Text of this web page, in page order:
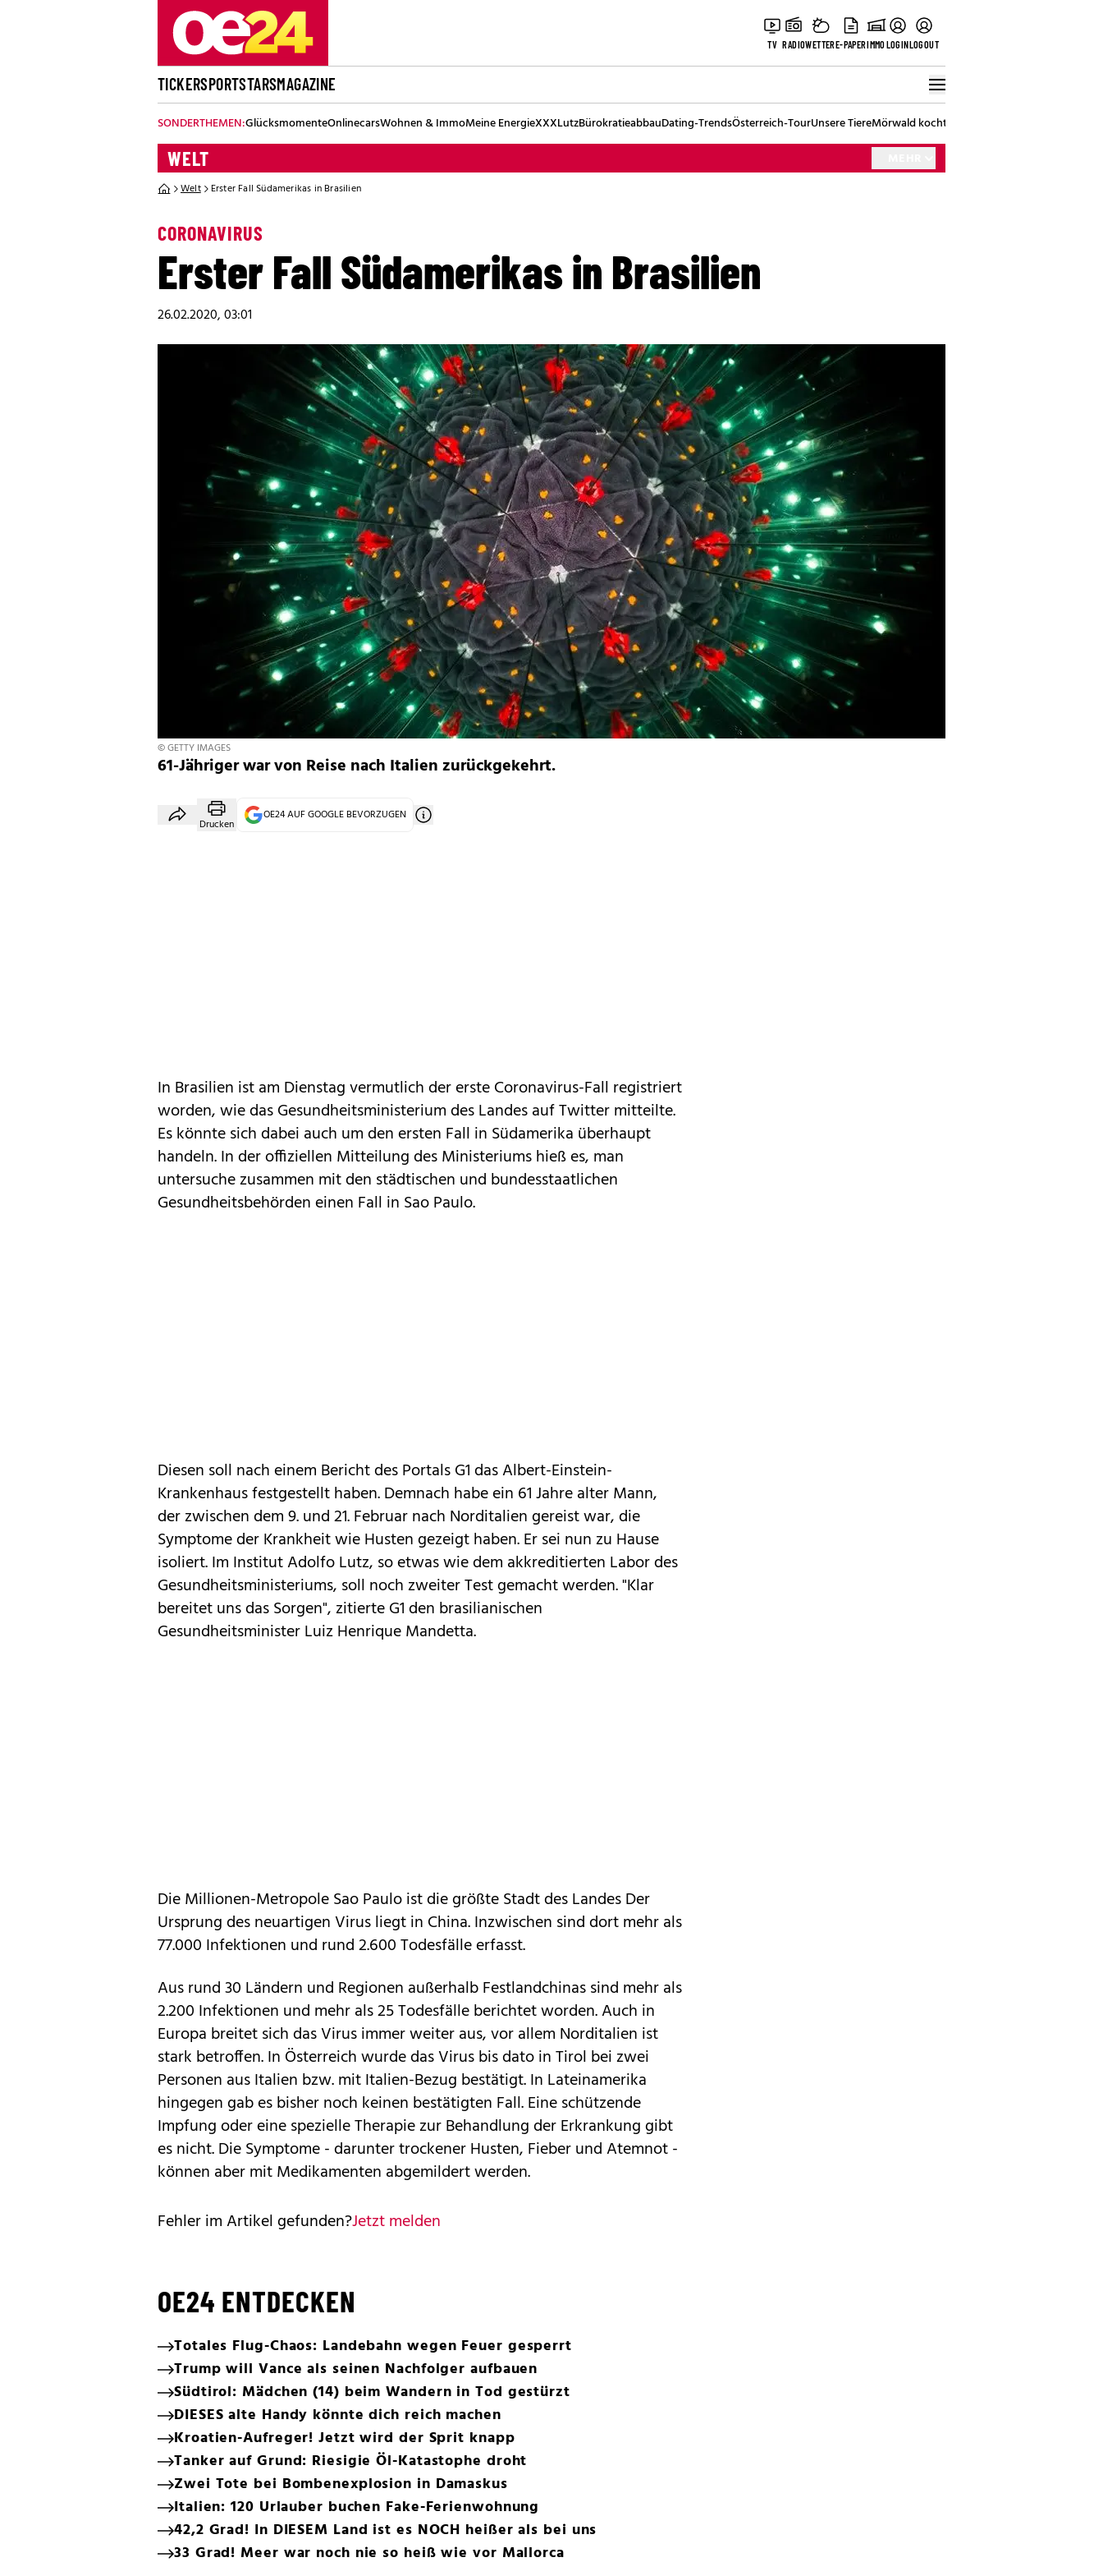
TV RADIOWETTERE-PAPERIMMOLOGINLOGOUT
TICKERSPORTSTARSMAGAZINE
SONDERTHEMEN:GlücksmomenteOnlinecarsWohnen & ImmoMeine EnergieXXXLutzBürokratieabbauDating-TrendsÖsterreich-TourUnsere TiereMörwald kocht
WELT
Welt Erster Fall Südamerikas in Brasilien
CORONAVIRUS
Erster Fall Südamerikas in Brasilien
26.02.2020, 03:01
© GETTY IMAGES
61-Jähriger war von Reise nach Italien zurückgekehrt.
Drucken
OE24 AUF GOOGLE BEVORZUGEN
In Brasilien ist am Dienstag vermutlich der erste Coronavirus-Fall registriert
worden, wie das Gesundheitsministerium des Landes auf Twitter mitteilte.
Es könnte sich dabei auch um den ersten Fall in Südamerika überhaupt
handeln. In der offiziellen Mitteilung des Ministeriums hieß es, man
untersuche zusammen mit den städtischen und bundesstaatlichen
Gesundheitsbehörden einen Fall in Sao Paulo.
Diesen soll nach einem Bericht des Portals G1 das Albert-Einstein-
Krankenhaus festgestellt haben. Demnach habe ein 61 Jahre alter Mann,
der zwischen dem 9. und 21. Februar nach Norditalien gereist war, die
Symptome der Krankheit wie Husten gezeigt haben. Er sei nun zu Hause
isoliert. Im Institut Adolfo Lutz, so etwas wie dem akkreditierten Labor des
Gesundheitsministeriums, soll noch zweiter Test gemacht werden. "Klar
bereitet uns das Sorgen", zitierte G1 den brasilianischen
Gesundheitsminister Luiz Henrique Mandetta.
Die Millionen-Metropole Sao Paulo ist die größte Stadt des Landes Der
Ursprung des neuartigen Virus liegt in China. Inzwischen sind dort mehr als
77.000 Infektionen und rund 2.600 Todesfälle erfasst.
Aus rund 30 Ländern und Regionen außerhalb Festlandchinas sind mehr als
2.200 Infektionen und mehr als 25 Todesfälle berichtet worden. Auch in
Europa breitet sich das Virus immer weiter aus, vor allem Norditalien ist
stark betroffen. In Österreich wurde das Virus bis dato in Tirol bei zwei
Personen aus Italien bzw. mit Italien-Bezug bestätigt. In Lateinamerika
hingegen gab es bisher noch keinen bestätigten Fall. Eine schützende
Impfung oder eine spezielle Therapie zur Behandlung der Erkrankung gibt
es nicht. Die Symptome - darunter trockener Husten, Fieber und Atemnot -
können aber mit Medikamenten abgemildert werden.
Fehler im Artikel gefunden?Jetzt melden
OE24 ENTDECKEN
Totales Flug-Chaos: Landebahn wegen Feuer gesperrt
Trump will Vance als seinen Nachfolger aufbauen
Südtirol: Mädchen (14) beim Wandern in Tod gestürzt
DIESES alte Handy könnte dich reich machen
Kroatien-Aufreger! Jetzt wird der Sprit knapp
Tanker auf Grund: Riesigie Öl-Katastophe droht
Zwei Tote bei Bombenexplosion in Damaskus
Italien: 120 Urlauber buchen Fake-Ferienwohnung
42,2 Grad! In DIESEM Land ist es NOCH heißer als bei uns
33 Grad! Meer war noch nie so heiß wie vor Mallorca